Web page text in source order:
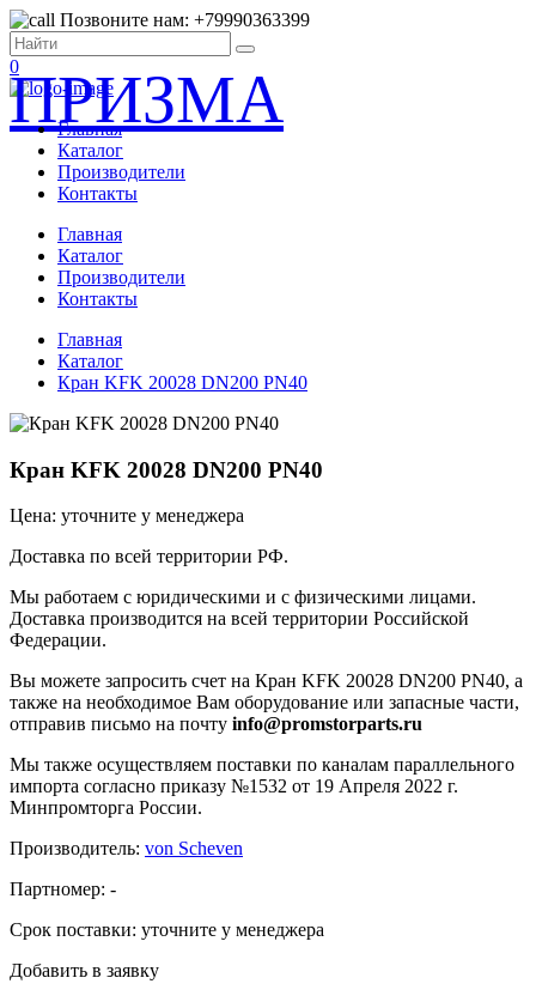
Позвоните нам: +79990363399
0
ПРИЗМА
Главная
Каталог
Производители
Контакты
Главная
Каталог
Производители
Контакты
Главная
Каталог
Кран KFK 20028 DN200 PN40
Кран KFK 20028 DN200 PN40
Цена: уточните у менеджера
Доставка по всей территории РФ.
Мы работаем с юридическими и с физическими лицами.
Доставка производится на всей территории Российской
Федерации.
Вы можете запросить счет на Кран KFK 20028 DN200 PN40, а
также на необходимое Вам оборудование или запасные части,
отправив письмо на почту info@promstorparts.ru
Мы также осуществляем поставки по каналам параллельного
импорта согласно приказу №1532 от 19 Апреля 2022 г.
Минпромторга России.
Производитель: von Scheven
Партномер: -
Срок поставки: уточните у менеджера
Добавить в заявку